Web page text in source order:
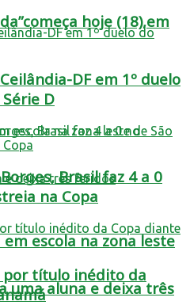
hoje (18),em
escola na zona leste
uma aluna e deixa três
DF em 1º duelo
D
Brasil faz 4 a 0
na Copa
por título inédito da